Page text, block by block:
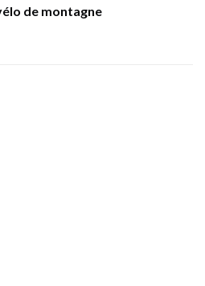
de montagne